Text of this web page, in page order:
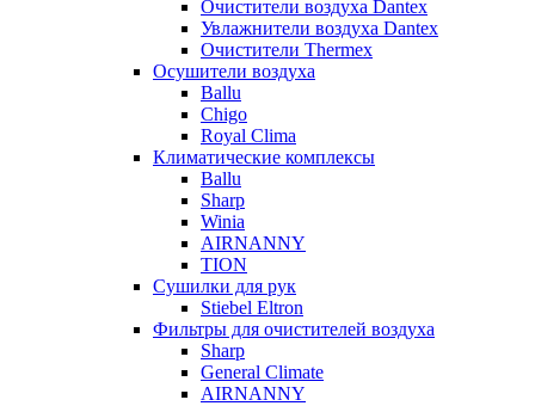
Очистители воздуха Dantex
Увлажнители воздуха Dantex
Очистители Thermex
Осушители воздуха
Ballu
Chigo
Royal Clima
Климатические комплексы
Ballu
Sharp
Winia
AIRNANNY
TION
Сушилки для рук
Stiebel Eltron
Фильтры для очистителей воздуха
Sharp
General Climate
AIRNANNY